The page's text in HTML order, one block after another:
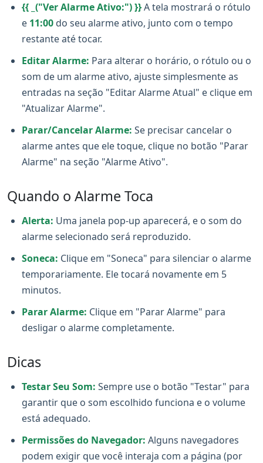
{{ _("Ver Alarme Ativo:") }}A tela mostrará o rótulo
e 11:00 do seu alarme ativo, junto com o tempo
restante até tocar.
Editar Alarme: Para alterar o horário, o rótulo ou o
som de um alarme ativo, ajuste simplesmente as
entradas na seção "Editar Alarme Atual" e clique em
"Atualizar Alarme".
Parar/Cancelar Alarme: Se precisar cancelar o
alarme antes que ele toque, clique no botão "Parar
Alarme" na seção "Alarme Ativo".
Quando o Alarme Toca
Alerta: Uma janela pop-up aparecerá, e o som do
alarme selecionado será reproduzido.
Soneca: Clique em "Soneca" para silenciar o alarme
temporariamente. Ele tocará novamente em 5
minutos.
Parar Alarme: Clique em "Parar Alarme" para
desligar o alarme completamente.
Dicas
Testar Seu Som: Sempre use o botão "Testar" para
garantir que o som escolhido funciona e o volume
está adequado.
Permissões do Navegador: Alguns navegadores
podem exigir que você interaja com a página (por